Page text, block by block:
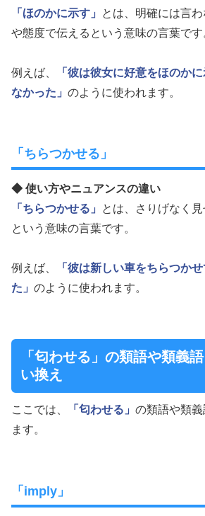
「ほのかに示す」
とは、明確には言
や態度で伝えるという意味の言葉です
例えば、
「彼は彼女に好意をほのか
なかった」 のように使われます。
「ちらつかせる」
◆ 使い方やニュアンスの違い
「ちらつかせる」
とは、さりげなく
という意味の言葉です。
例えば、
「彼は新しい車をちらつか
た」 のように使われます。
「匂わせる」の類語や類義
い換え
ここでは、 「匂わせる」 の類語や類
ます。
「imply」